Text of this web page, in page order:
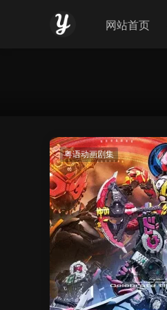
网站首页
粤语动画剧集